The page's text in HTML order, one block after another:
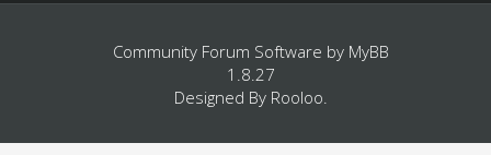
Community Forum Software by MyBB
1.8.27
Designed By Rooloo.